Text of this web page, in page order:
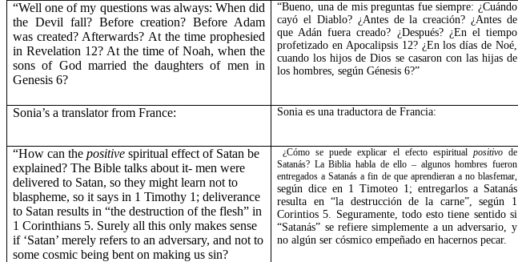
“Well one of my questions was always: When did
the Devil fall? Before creation? Before Adam
was created? Afterwards? At the time prophesied
in Revelation 12? At the time of Noah, when the
sons of God married the daughters of men in
Genesis 6?
“Bueno, una de mis preguntas fue siempre: ¿Cuándo
cayó el Diablo? ¿Antes de la creación? ¿Antes de
que Adán fuera creado? ¿Después? ¿En el tiempo
profetizado en Apocalipsis 12? ¿En los días de Noé,
cuando los hijos de Dios se casaron con las hijas de
los hombres, según Génesis 6?”
Sonia’s a translator fromFrance: Sonia es una traductora de Francia:
“How can thepositivespiritual effect of Satan be
explained? The Bible talks about it- men were
delivered to Satan, so they might learn not to
blaspheme, so it says in 1 Timothy 1; deliverance
to Satan results in “the destruction of the flesh” in
1 Corinthians 5. Surely all this only makes sense
if ‘Satan’ merely refers to an adversary, and not to
some cosmic being bent on making us sin?
¿Cómo se puede explicar el efecto espiritual positivo de
Satanás? La Biblia habla de ello – algunos hombres fueron
entregados a Satanás a fin de que aprendieran a no blasfemar,
según dice en 1 Timoteo 1; entregarlos a Satanás
resulta en “la destrucción de la carne”, según 1
Corintios 5. Seguramente, todo esto tiene sentido si
“Satanás” se refiere simplemente a un adversario, y
no algún ser cósmico empeñado en hacernos pecar.